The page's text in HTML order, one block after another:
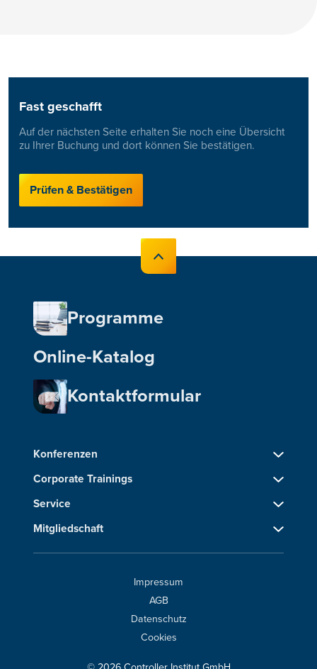
Fast geschafft
Auf der nächsten Seite erhalten Sie noch eine Übersicht
zu Ihrer Buchung und dort können Sie bestätigen.
Prüfen & Bestätigen
Programme
Online-Katalog
Kontaktformular
Konferenzen
Corporate Trainings
Service
Mitgliedschaft
Impressum
AGB
Datenschutz
Cookies